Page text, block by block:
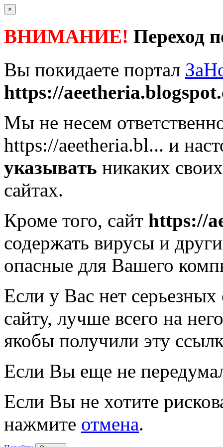
×
ВНИМАНИЕ! Переход
Вы покидаете портал
https://
Мы не несем
https://aeetheria.bl... и
указывать никаких
сайтах.
Кроме того, сайт https://
содержать вирусы и
опасные для Вашего
Если у Вас нет
сайту, лучше всего на
якобы получили эту
Если Вы еще не
Если Вы не хотите
нажмите отмена.